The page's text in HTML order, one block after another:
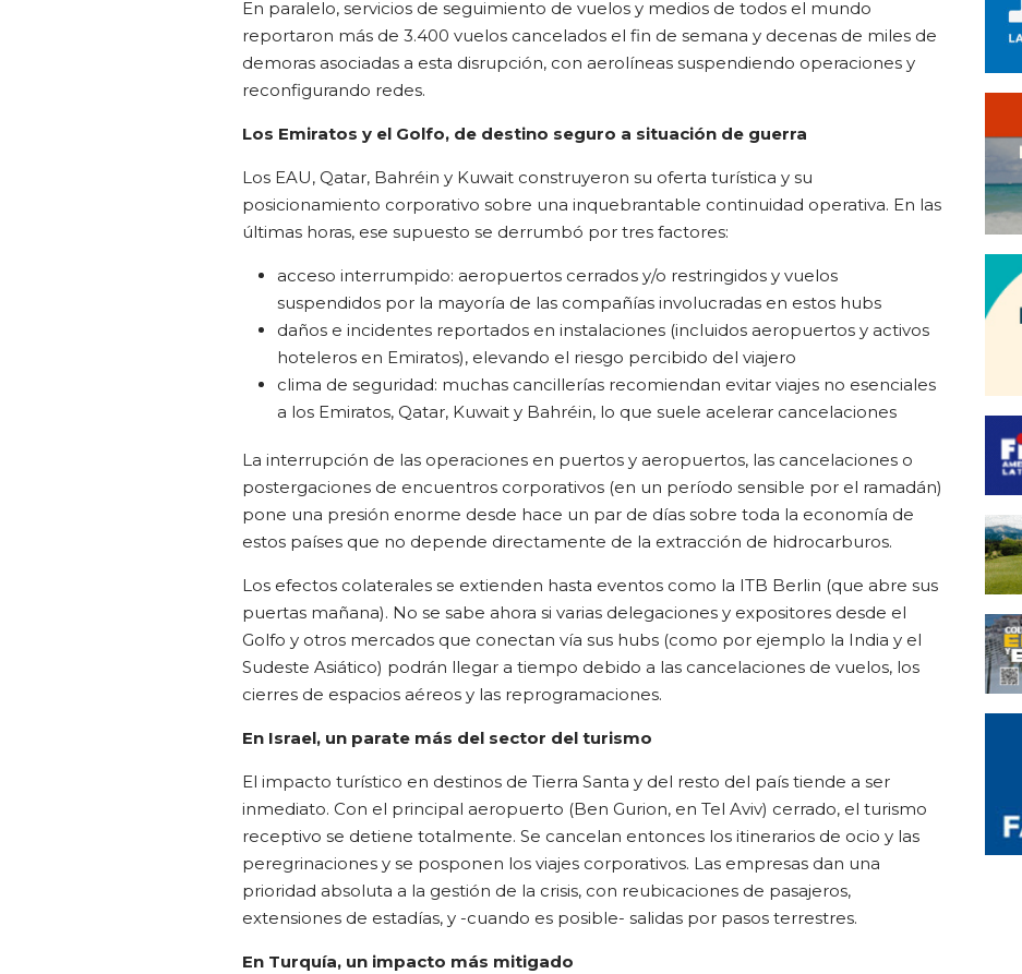
En paralelo, servicios de seguimiento de vuelos y medios de todos el mundo
reportaron más de 3.400 vuelos cancelados el fin de semana y decenas de miles de
demoras asociadas a esta disrupción, con aerolíneas suspendiendo operaciones y
reconfigurando redes.
Los Emiratos y el Golfo, de destino seguro a situación de guerra
Los EAU, Qatar, Bahréin y Kuwait construyeron su oferta turística y su
posicionamiento corporativo sobre una inquebrantable continuidad operativa. En las
últimas horas, ese supuesto se derrumbó por tres factores:
acceso interrumpido: aeropuertos cerrados y/o restringidos y vuelos
suspendidos por la mayoría de las compañías involucradas en estos hubs
daños e incidentes reportados en instalaciones (incluidos aeropuertos y activos
hoteleros en Emiratos), elevando el riesgo percibido del viajero
clima de seguridad: muchas cancillerías recomiendan evitar viajes no esenciales
a los Emiratos, Qatar, Kuwait y Bahréin, lo que suele acelerar cancelaciones
La interrupción de las operaciones en puertos y aeropuertos, las cancelaciones o
postergaciones de encuentros corporativos (en un período sensible por el ramadán)
pone una presión enorme desde hace un par de días sobre toda la economía de
estos países que no depende directamente de la extracción de hidrocarburos.
Los efectos colaterales se extienden hasta eventos como la ITB Berlin (que abre sus
puertas mañana). No se sabe ahora si varias delegaciones y expositores desde el
Golfo y otros mercados que conectan vía sus hubs (como por ejemplo la India y el
Sudeste Asiático) podrán llegar a tiempo debido a las cancelaciones de vuelos, los
cierres de espacios aéreos y las reprogramaciones.
En Israel, un parate más del sector del turismo
El impacto turístico en destinos de Tierra Santa y del resto del país tiende a ser
inmediato. Con el principal aeropuerto (Ben Gurion, en Tel Aviv) cerrado, el turismo
receptivo se detiene totalmente. Se cancelan entonces los itinerarios de ocio y las
peregrinaciones y se posponen los viajes corporativos. Las empresas dan una
prioridad absoluta a la gestión de la crisis, con reubicaciones de pasajeros,
extensiones de estadías, y -cuando es posible- salidas por pasos terrestres.
En Turquía, un impacto más mitigado